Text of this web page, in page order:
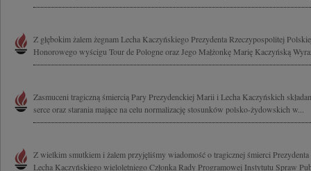
Z głębokim żalem żegnam Lecha Kaczyńskiego Prezydenta Rzeczypospolitej
Honorowego wyścigu Tour de Pologne oraz Jego Małżonkę Marię Kaczyńską
Zasmuceni tragiczną śmiercią Pary Prezydenckiej Marii i Lecha Kaczyńskich
serce oraz starania mające na celu normalizację stosunków polsko-żydowskich w...
Z wielkim smutkiem i żalem przyjęliśmy wiadomość o tragicznej śmierci
Lecha Kaczyńskiego wieloletniego Członka Rady Programowej Instytutu Spraw